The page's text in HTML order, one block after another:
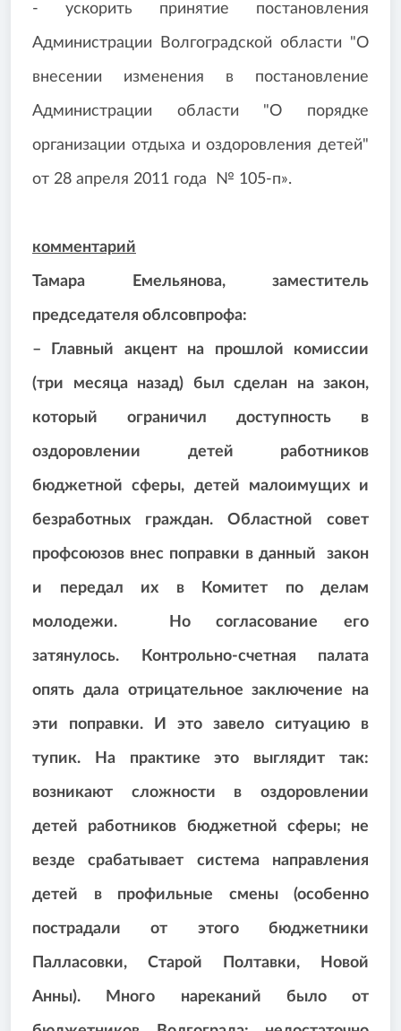
- ускорить принятие постановления
Администрации Волгоградской области "О
внесении изменения в постановление
Администрации области "О порядке
организации отдыха и оздоровления детей"
от 28 апреля 2011 года № 105-п».
комментарий
Тамара Емельянова, заместитель
председателя облсовпрофа:
– Главный акцент на прошлой комиссии
(три месяца назад) был сделан на закон,
который ограничил доступность в
оздоровлении детей работников
бюджетной сферы, детей малоимущих и
безработных граждан. Областной совет
профсоюзов внес поправки в данный закон
и передал их в Комитет по делам
молодежи. Но согласование его
затянулось. Контрольно-счетная палата
опять дала отрицательное заключение на
эти поправки. И это завело ситуацию в
тупик. На практике это выглядит так:
возникают сложности в оздоровлении
детей работников бюджетной сферы; не
везде срабатывает система направления
детей в профильные смены (особенно
пострадали от этого бюджетники
Палласовки, Старой Полтавки, Новой
Анны). Много нареканий было от